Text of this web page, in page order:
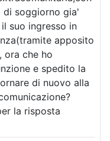
di soggiorno gia'
suo ingresso in
apposito
ora che ho
e spedito la
di nuovo alla
la risposta